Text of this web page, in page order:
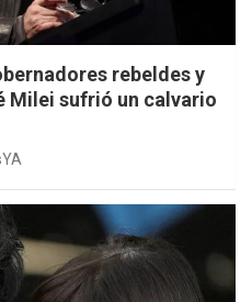
rebeldes y
Milei sufrió un calvario